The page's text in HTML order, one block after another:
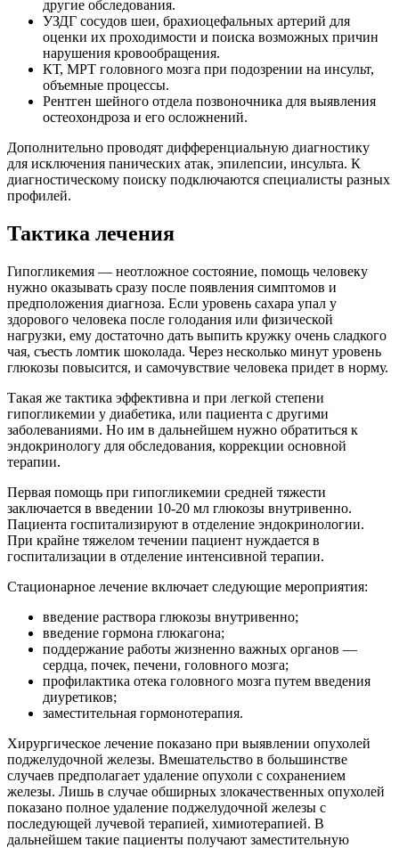
другие обследования.
УЗДГ сосудов шеи, брахиоцефальных артерий для
оценки их проходимости и поиска возможных причин
нарушения кровообращения.
КТ, МРТ головного мозга при подозрении на инсульт,
объемные процессы.
Рентген шейного отдела позвоночника для выявления
остеохондроза и его осложнений.
Дополнительно проводят дифференциальную диагностику
для исключения панических атак, эпилепсии, инсульта. К
диагностическому поиску подключаются специалисты разных
профилей.
Тактика лечения
Гипогликемия — неотложное состояние, помощь человеку
нужно оказывать сразу после появления симптомов и
предположения диагноза. Если уровень сахара упал у
здорового человека после голодания или физической
нагрузки, ему достаточно дать выпить кружку очень сладкого
чая, съесть ломтик шоколада. Через несколько минут уровень
глюкозы повысится, и самочувствие человека придет в норму.
Такая же тактика эффективна и при легкой степени
гипогликемии у диабетика, или пациента с другими
заболеваниями. Но им в дальнейшем нужно обратиться к
эндокринологу для обследования, коррекции основной
терапии.
Первая помощь при гипогликемии средней тяжести
заключается в введении 10-20 мл глюкозы внутривенно.
Пациента госпитализируют в отделение эндокринологии.
При крайне тяжелом течении пациент нуждается в
госпитализации в отделение интенсивной терапии.
Стационарное лечение включает следующие мероприятия:
введение раствора глюкозы внутривенно;
введение гормона глюкагона;
поддержание работы жизненно важных органов —
сердца, почек, печени, головного мозга;
профилактика отека головного мозга путем введения
диуретиков;
заместительная гормонотерапия.
Хирургическое лечение показано при выявлении опухолей
поджелудочной железы. Вмешательство в большинстве
случаев предполагает удаление опухоли с сохранением
железы. Лишь в случае обширных злокачественных опухолей
показано полное удаление поджелудочной железы с
последующей лучевой терапией, химиотерапией. В
дальнейшем такие пациенты получают заместительную